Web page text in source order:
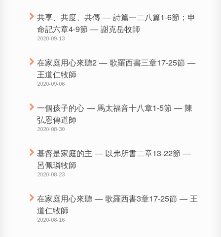
共享、共度、共傳 — 詩篇一二八篇1-6節；申
命記六章4-9節 — 謝克岳牧師
2020-09-13
在家庭用心來聽2 — 歌羅西書三章17-25節 —
王道仁牧師
2020-09-06
一個孩子的心 — 馬太福音十八章1-5節 — 陳
弘恩傳道師
2020-08-30
基督是家庭的主 — 以弗所書二章13-22節 —
呂佩璘牧師
2020-08-23
在家庭用心來聽 — 歌羅西書3章17-25節 — 王
道仁牧師
2020-08-16